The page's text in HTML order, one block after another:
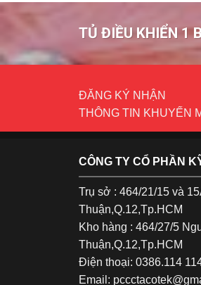
TỦ ĐIỀU KHIỂN 1
ĐĂNG KÝ NHẬN
THÔNG TIN KHUYẾN
CÔNG TY CỔ PHẦN
Trụ sở : 464/21/15 và
Thuận,Q.12,Tp.HCM
Kho hàng : 464/27/5
Thuận,Q.12,Tp.HCM
Điện thoại: 0386.114
Email: